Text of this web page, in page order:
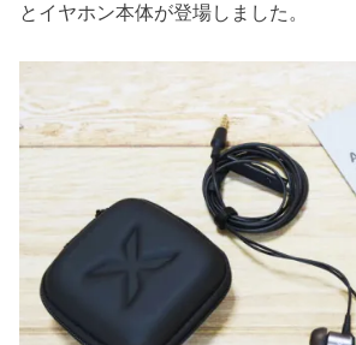
とイヤホン本体が登場しました。